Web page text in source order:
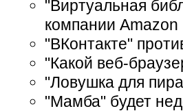
"Виртуальная
компании Amazon
"ВКонтакте"
"Какой веб-
"Ловушка для
"Мамба" будет